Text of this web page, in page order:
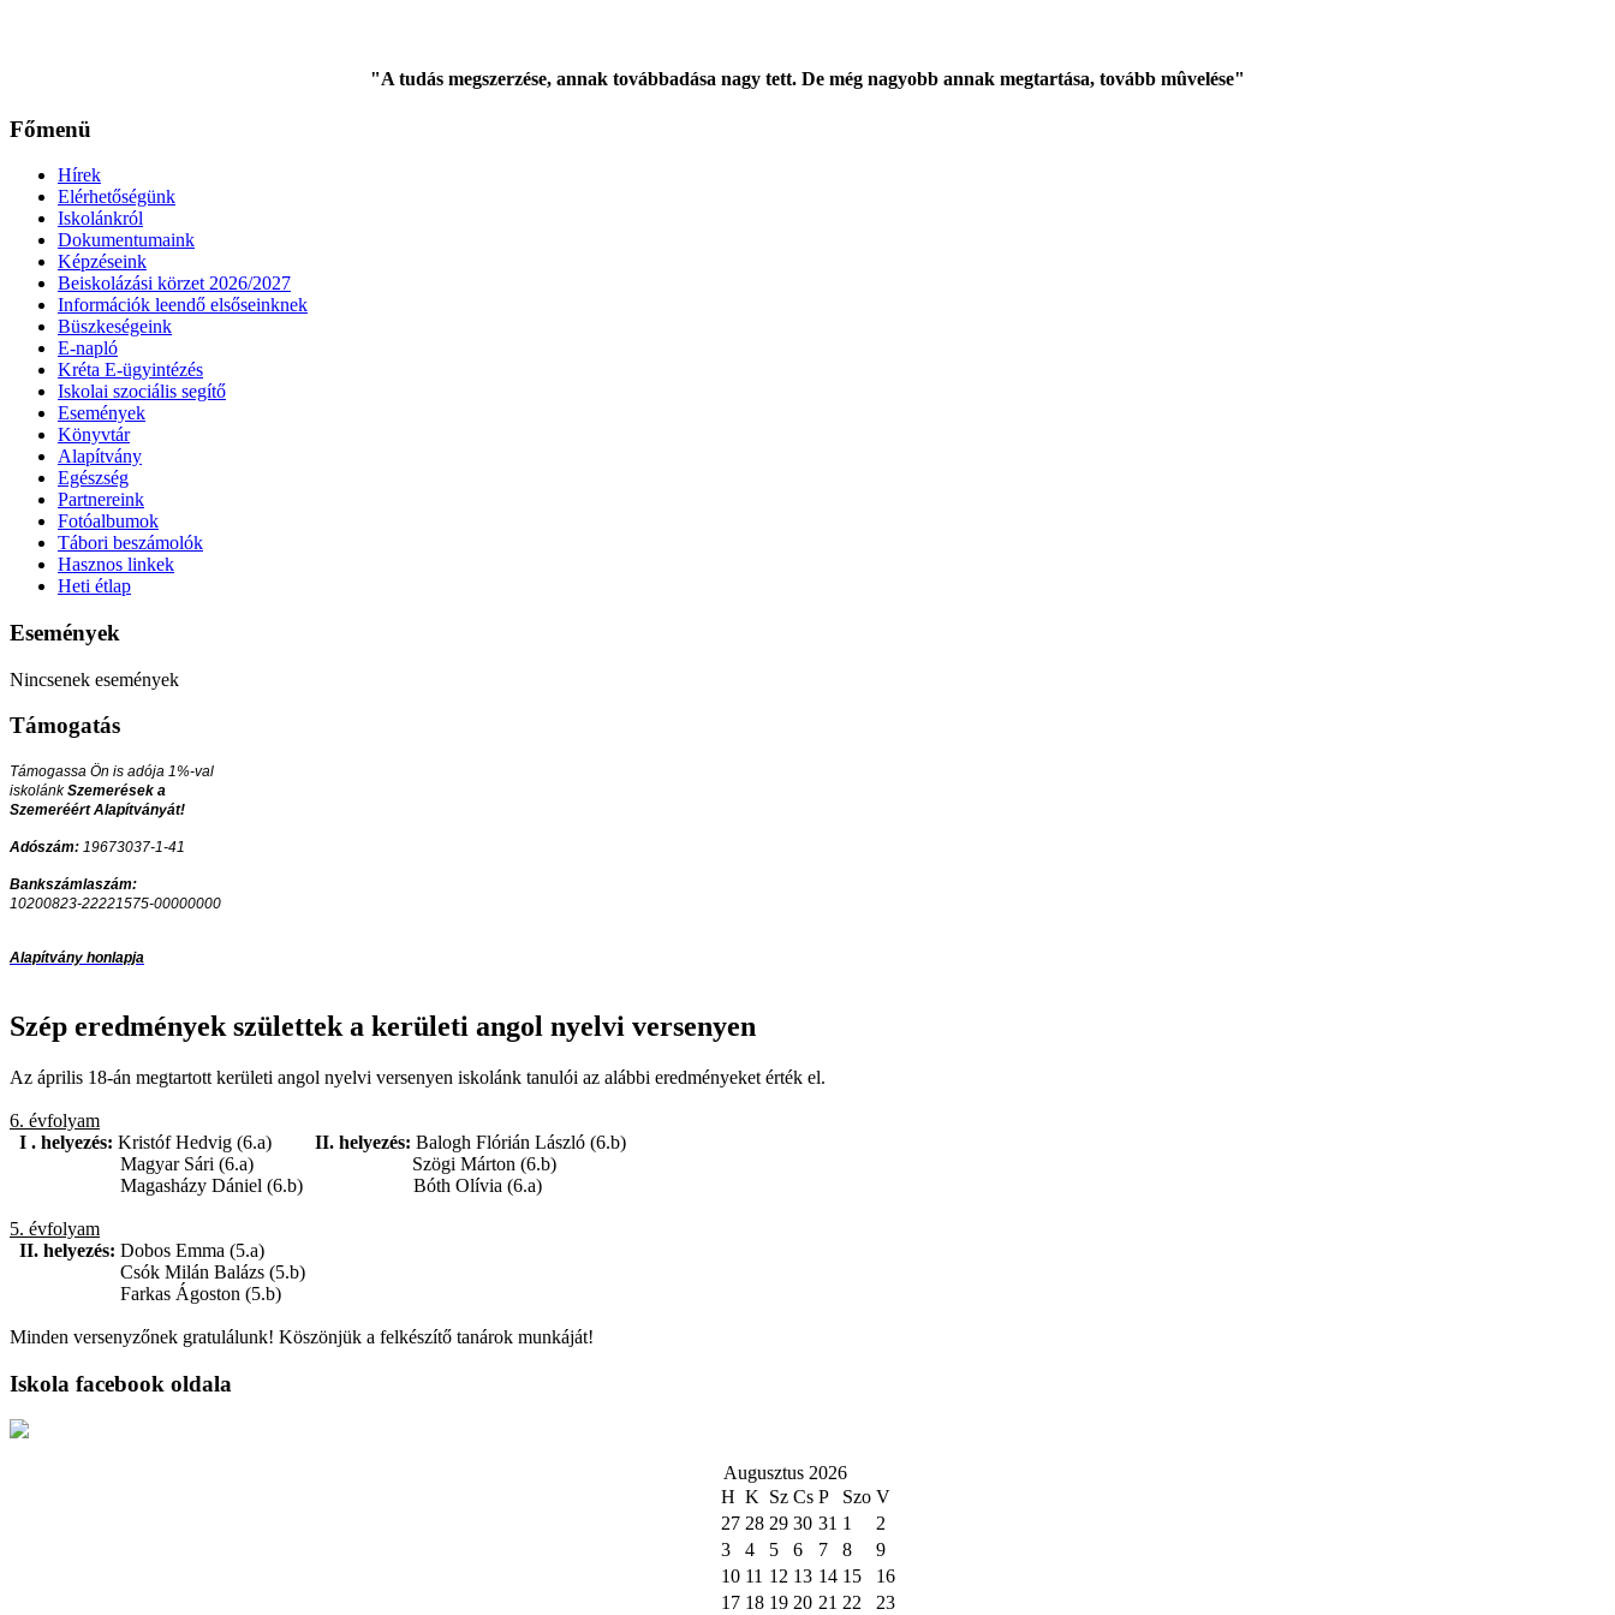
"A tudás megszerzése, annak továbbadása nagy tett. De még nagyobb annak megtartása, tovább mûvelése"
Főmenü
Hírek
Elérhetőségünk
Iskolánkról
Dokumentumaink
Képzéseink
Beiskolázási körzet 2026/2027
Információk leendő elsőseinknek
Büszkeségeink
E-napló
Kréta E-ügyintézés
Iskolai szociális segítő
Események
Könyvtár
Alapítvány
Egészség
Partnereink
Fotóalbumok
Tábori beszámolók
Hasznos linkek
Heti étlap
Események
Nincsenek események
Támogatás
Támogassa Ön is adója 1%-val
iskolánkSzemerések a
Szemeréért Alapítványát!
Adószám: 19673037-1-41
Bankszámlaszám:
10200823-22221575-00000000
Alapítvány honlapja
Szép eredmények születtek a kerületi angol nyelvi versenyen
Az április 18-án megtartott kerületi angol nyelvi versenyen iskolánk tanulói az alábbi eredményeket érték el.
6. évfolyam
I . helyezés: Kristóf Hedvig (6.a) II. helyezés: Balogh Flórián László (6.b)
Magyar Sári (6.a) Szögi Márton (6.b)
Magasházy Dániel (6.b) Bóth Olívia (6.a)
5. évfolyam
II. helyezés: Dobos Emma (5.a)
Csók Milán Balázs (5.b)
Farkas Ágoston (5.b)
Minden versenyzőnek gratulálunk! Köszönjük a felkészítő tanárok munkáját!
Iskola facebook oldala
Augusztus 2026
H K Sz Cs P Szo V
27 28 29 30 31 1
2
3
4 5 6 7 8
9
10 11 12 13 14 15
16
17 18 19 20 21 22 23